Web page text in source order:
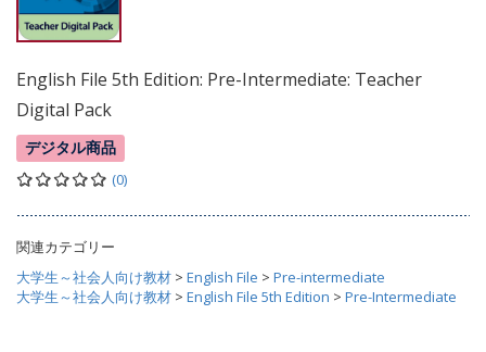
English File 5th Edition: Pre-Intermediate: Teacher
Digital Pack
デジタル商品
(0)
関連カテゴリー
大学生～社会人向け教材 > English File > Pre-intermediate
大学生～社会人向け教材 > English File 5th Edition > Pre-Intermediate